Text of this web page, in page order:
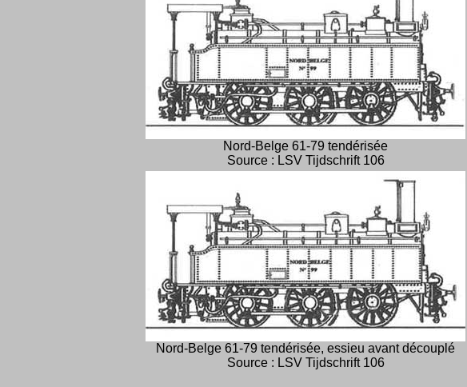
Nord-Belge 61-79 tendérisée
Source : LSV Tijdschrift 106
Nord-Belge 61-79 tendérisée, essieu avant découplé
Source : LSV Tijdschrift 106